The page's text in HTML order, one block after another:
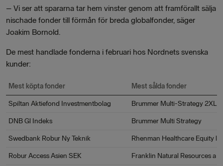
– Vi ser att spararna tar hem vinster genom att framförallt sälja
nischade fonder till förmån för breda globalfonder, säger
Joakim Bornold.
De mest handlade fonderna i februari hos Nordnets svenska
kunder:
Mest köpta fonder Mest sålda fonder
Spiltan Aktiefond Investmentbolag Brummer Multi-Strategy 2XL
DNB Gl Indeks Brummer Multi Strategy
Swedbank Robur Ny Teknik Rhenman Healthcare Equity l/s
Robur Access Asien SEK Franklin Natural Resources a